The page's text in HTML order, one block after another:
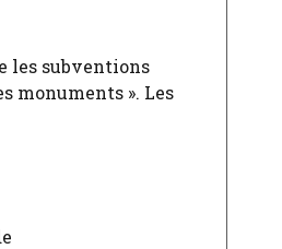
les subventions
monuments ». Les